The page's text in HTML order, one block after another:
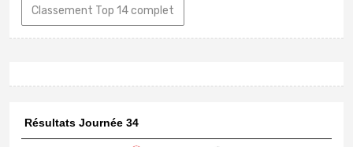
Classement Top 14 complet
Résultats Journée 34